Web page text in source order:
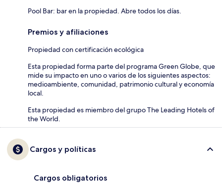
Pool Bar: bar en la propiedad. Abre todos los días.
Premios y afiliaciones
Propiedad con certificación ecológica
Esta propiedad forma parte del programa Green Globe, que
mide su impacto en uno o varios de los siguientes aspectos:
medioambiente, comunidad, patrimonio cultural y economía
local.
Esta propiedad es miembro del grupo The Leading Hotels of
the World.
Cargos y políticas
Cargos obligatorios